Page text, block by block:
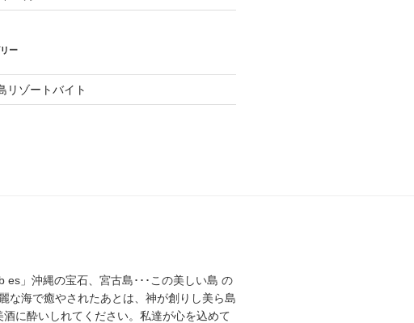
ー
リゾートバイト
es」沖縄の宝石、宮古島･･･この美しい島 の
な海で癒やされたあとは、神が創りし美ら島
に酔いしれてください。私達が心を込めて